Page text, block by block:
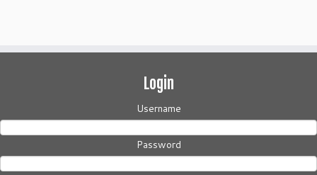
Login
Username
Password